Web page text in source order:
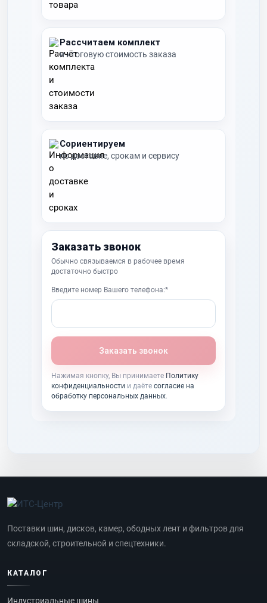
Рассчитаем комплект
и итоговую стоимость заказа
Сориентируем
по доставке, срокам и сервису
Заказать звонок
Обычно связываемся в рабочее время
достаточно быстро
Введите номер Вашего телефона:*
Заказать звонок
Нажимая кнопку, Вы принимаете Политику
конфиденциальности и даёте согласие на
обработку персональных данных.
Поставки шин, дисков, камер, ободных лент и фильтров для
складской, строительной и спецтехники.
КАТАЛОГ
Индустриальные шины